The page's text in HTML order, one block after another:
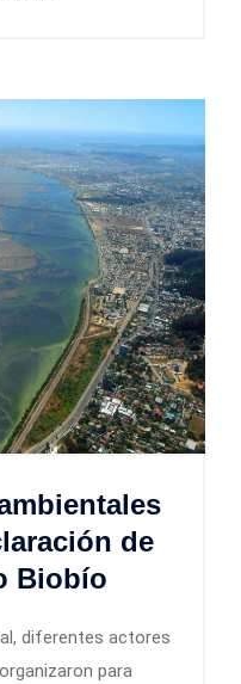
de
Biobío
diferentes actores
para